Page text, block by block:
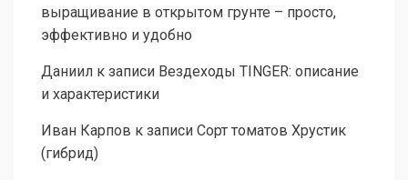
выращивание в открытом грунте – просто,
эффективно и удобно
Даниил к записи Вездеходы TINGER: описание
и характеристики
Иван Карпов к записи Сорт томатов Хрустик
(гибрид)